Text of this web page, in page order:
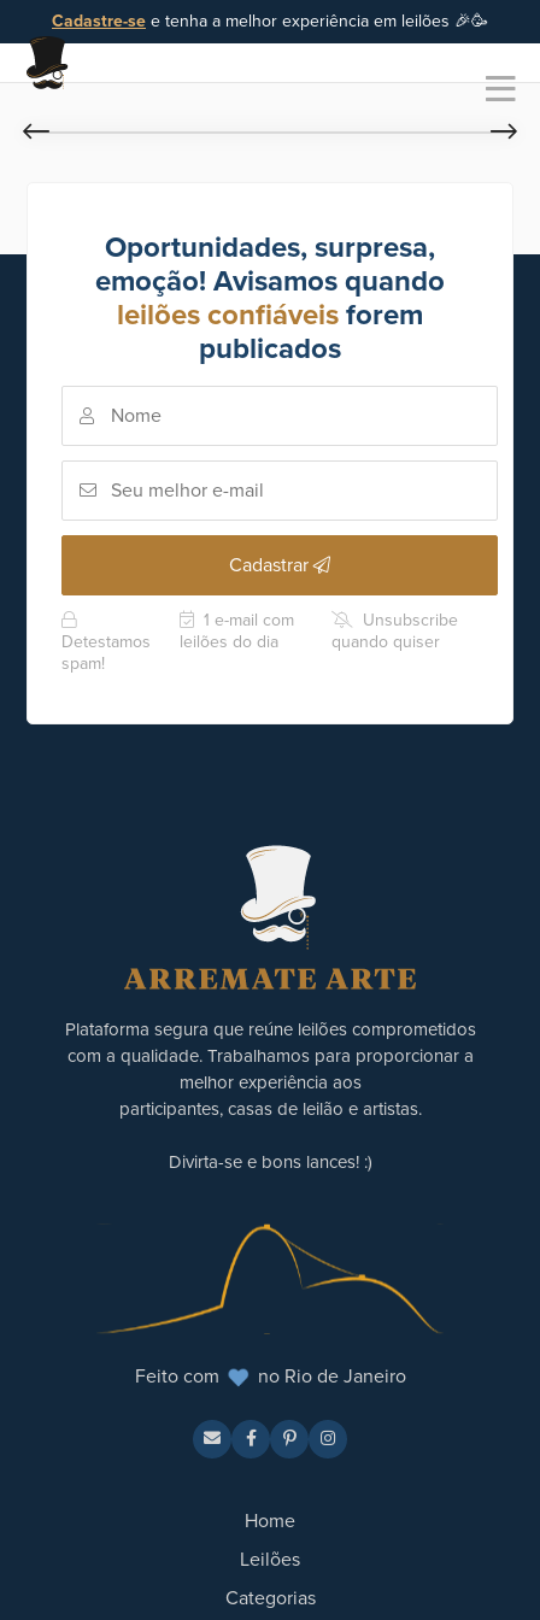
Cadastre-se e tenha a melhor experiência em leilões 🎉🥳
Oportunidades, surpresa,
emoção! Avisamos quando
leilões confiáveis forem
publicados
Cadastrar
Detestamos
spam!
1 e-mail com
leilões do dia
Unsubscribe
quando quiser
Plataforma segura que reúne leilões comprometidos
com a qualidade. Trabalhamos para proporcionar a
melhor experiência aos
participantes, casas de leilão e artistas.
Divirta-se e bons lances! :)
Feito com no Rio de Janeiro
Home
Leilões
Categorias